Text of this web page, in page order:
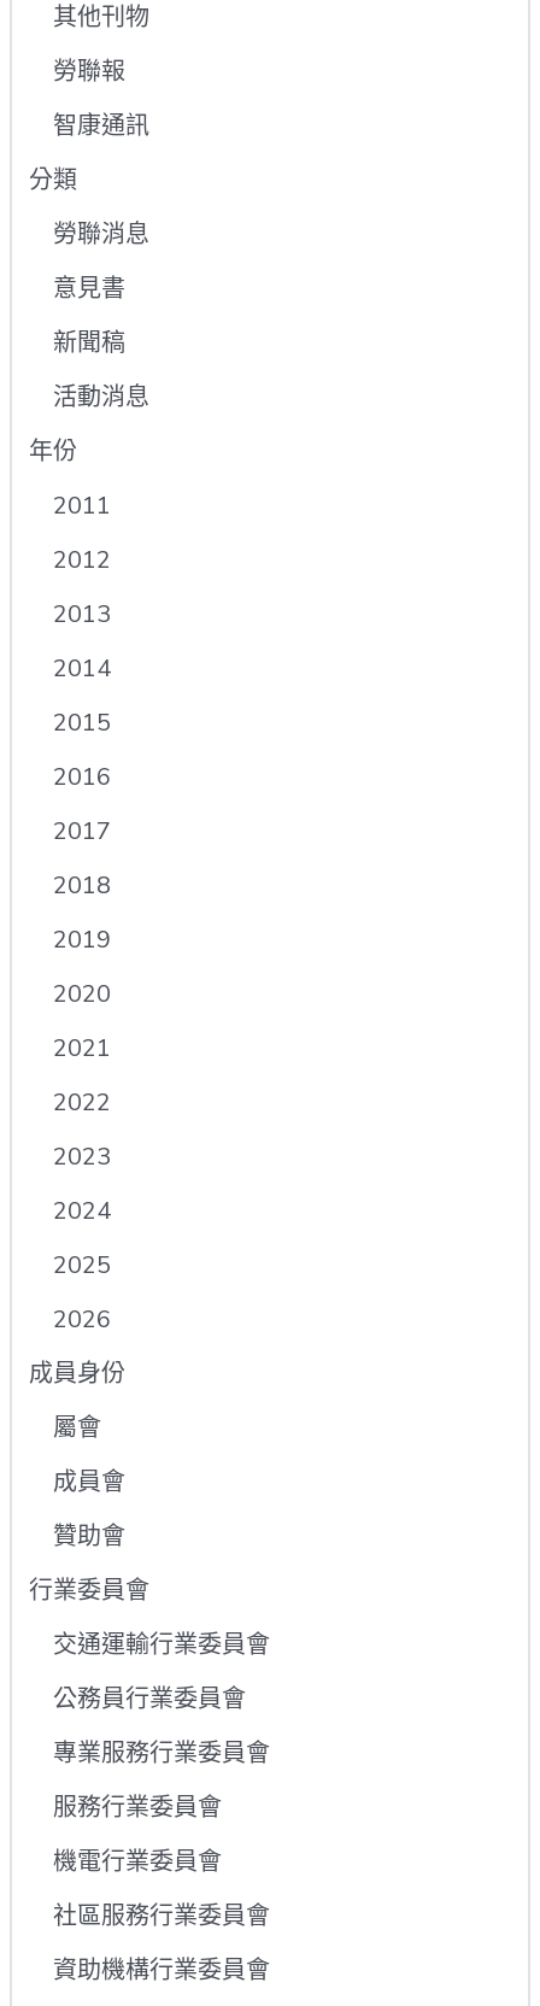
其他刊物
勞聯報
智康通訊
分類
勞聯消息
意見書
新聞稿
活動消息
年份
2011
2012
2013
2014
2015
2016
2017
2018
2019
2020
2021
2022
2023
2024
2025
2026
成員身份
屬會
成員會
贊助會
行業委員會
交通運輸行業委員會
公務員行業委員會
專業服務行業委員會
服務行業委員會
機電行業委員會
社區服務行業委員會
資助機構行業委員會